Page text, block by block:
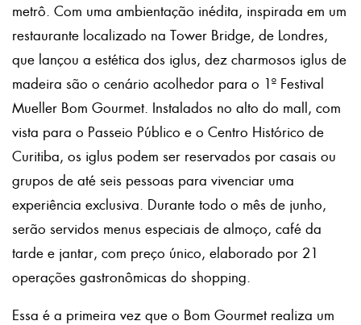
metrô. Com uma ambientação inédita, inspirada em um
restaurante localizado na Tower Bridge, de Londres,
que lançou a estética dos iglus, dez charmosos iglus de
madeira são o cenário acolhedor para o 1º Festival
Mueller Bom Gourmet. Instalados no alto do mall, com
vista para o Passeio Público e o Centro Histórico de
Curitiba, os iglus podem ser reservados por casais ou
grupos de até seis pessoas para vivenciar uma
experiência exclusiva. Durante todo o mês de junho,
serão servidos menus especiais de almoço, café da
tarde e jantar, com preço único, elaborado por 21
operações gastronômicas do shopping.
Essa é a primeira vez que o Bom Gourmet realiza um